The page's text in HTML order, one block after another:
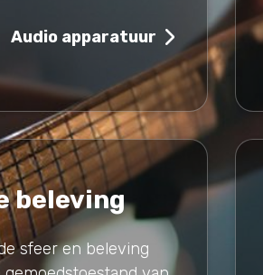
Audio apparatuur
beleving
sfeer en beleving